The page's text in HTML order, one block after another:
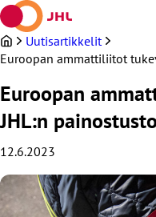
Siirry
sisältöön
Uutisartikkelit
Euroopan ammattiliitot
Euroopan
JHL:n
12.6.2023